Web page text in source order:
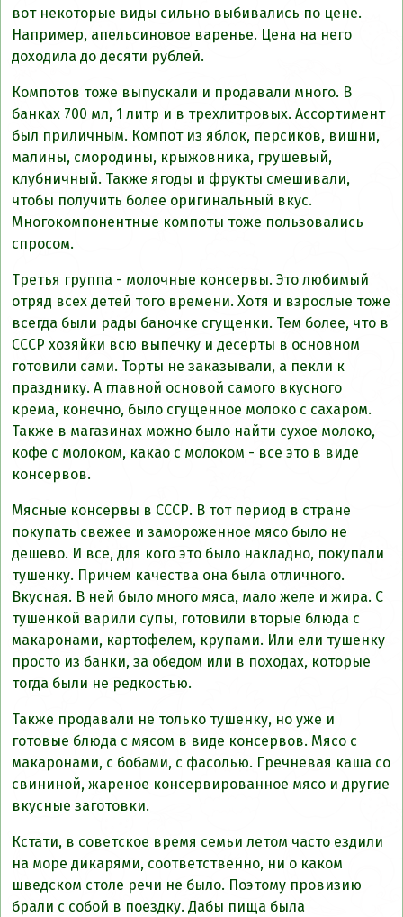
вот некоторые виды сильно выбивались по цене.
Например, апельсиновое варенье. Цена на него
доходила до десяти рублей.
Компотов тоже выпускали и продавали много. В
банках 700 мл, 1 литр и в трехлитровых. Ассортимент
был приличным. Компот из яблок, персиков, вишни,
малины, смородины, крыжовника, грушевый,
клубничный. Также ягоды и фрукты смешивали,
чтобы получить более оригинальный вкус.
Многокомпонентные компоты тоже пользовались
спросом.
Третья группа - молочные консервы. Это любимый
отряд всех детей того времени. Хотя и взрослые тоже
всегда были рады баночке сгущенки. Тем более, что в
СССР хозяйки всю выпечку и десерты в основном
готовили сами. Торты не заказывали, а пекли к
празднику. А главной основой самого вкусного
крема, конечно, было сгущенное молоко с сахаром.
Также в магазинах можно было найти сухое молоко,
кофе с молоком, какао с молоком - все это в виде
консервов.
Мясные консервы в СССР. В тот период в стране
покупать свежее и замороженное мясо было не
дешево. И все, для кого это было накладно, покупали
тушенку. Причем качества она была отличного.
Вкусная. В ней было много мяса, мало желе и жира. С
тушенкой варили супы, готовили вторые блюда с
макаронами, картофелем, крупами. Или ели тушенку
просто из банки, за обедом или в походах, которые
тогда были не редкостью.
Также продавали не только тушенку, но уже и
готовые блюда с мясом в виде консервов. Мясо с
макаронами, с бобами, с фасолью. Гречневая каша со
свининой, жареное консервированное мясо и другие
вкусные заготовки.
Кстати, в советское время семьи летом часто ездили
на море дикарями, соответственно, ни о каком
шведском столе речи не было. Поэтому провизию
брали с собой в поездку. Дабы пища была